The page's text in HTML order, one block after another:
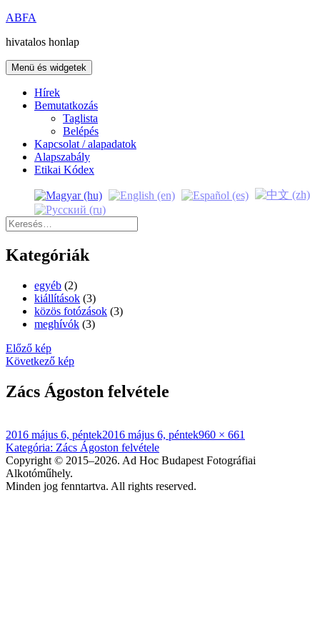
Kilépés
tartalomba
ABFA
hivatalos honlap
Menü és widgetek
Hírek
Bemutatkozás
Taglista
Belépés
Kapcsolat / alapadatok
Alapszabály
Etikai Kódex
Keresés:
Kategóriák
egyéb (2)
kiállítások (3)
közös fotózások (3)
meghívók (3)
Előző kép
Következő kép
Zács Ágoston felvétele
Közzétéve
2016 május 6, péntek2016 május 6, péntekTeljes
960 × 661
Bejegyzés
navigáció
Kategória: Zács Ágoston felvétele
Copyright © 2015–2026. Ad Hoc Budapest Fotográfiai
Alkotóműhely.
Minden jog fenntartva. All rights reserved.